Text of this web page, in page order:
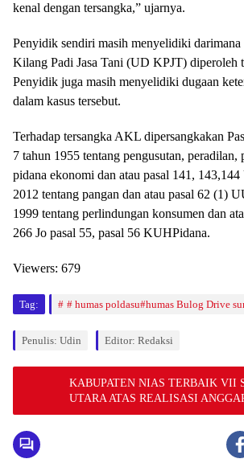
kenal dengan tersangka,” ujarnya.
Penyidik sendiri masih menyelidiki
Kilang Padi Jasa Tani (UD KPJT) diperoleh
Penyidik juga masih menyelidiki dugaan
dalam kasus tersebut.
Terhadap tersangka AKL dipersangkakan
7 tahun 1955 tentang pengusutan, peradilan,
pidana ekonomi dan atau pasal 141,
2012 tentang pangan dan atau pasal 62 (1)
1999 tentang perlindungan konsumen dan
266 Jo pasal 55, pasal 56 KUHPidana.
Viewers: 679
Tag: # humas poldasu#humas Bulog Drive
Penulis: Udin Editor: Redaksi
KABUPATEN NIAS TERBAIK VII
UTARA ATAS REALISASI
DAERAH TA 2023